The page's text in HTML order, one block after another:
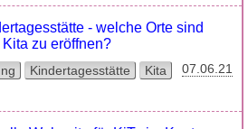
- welche Orte sind
zu eröffnen?
Kindertagesstätte Kita 07.06.21